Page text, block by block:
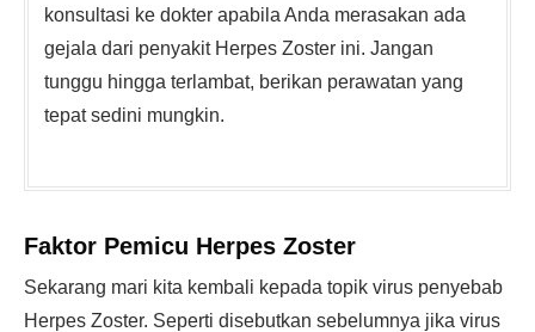
konsultasi ke dokter apabila Anda merasakan ada
gejala dari penyakit Herpes Zoster ini. Jangan
tunggu hingga terlambat, berikan perawatan yang
tepat sedini mungkin.
Faktor Pemicu Herpes Zoster
Sekarang mari kita kembali kepada topik virus penyebab
Herpes Zoster. Seperti disebutkan sebelumnya jika virus